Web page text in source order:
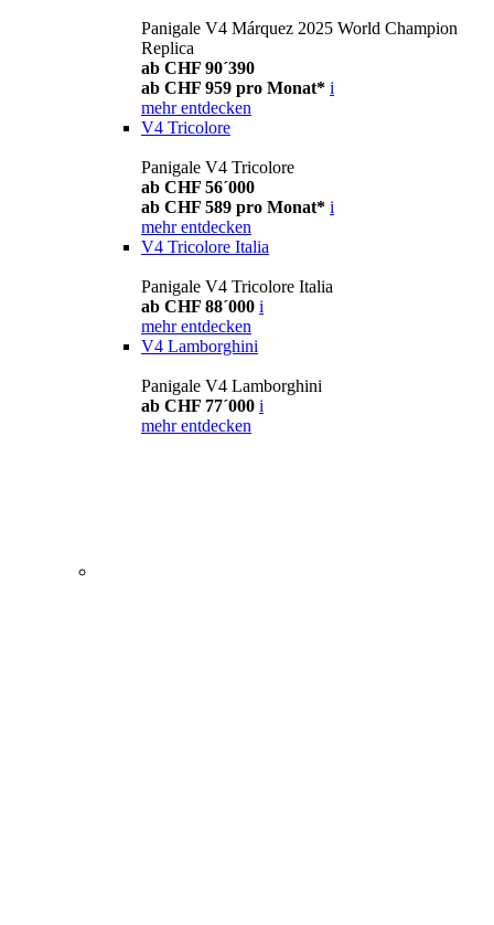
Panigale V4 Márquez 2025 World Champion
Replica
ab CHF 90´390
ab CHF 959 pro Monat* i
mehr entdecken
V4 Tricolore
Panigale V4 Tricolore
ab CHF 56´000
ab CHF 589 pro Monat* i
mehr entdecken
V4 Tricolore Italia
Panigale V4 Tricolore Italia
ab CHF 88´000 i
mehr entdecken
V4 Lamborghini
Panigale V4 Lamborghini
ab CHF 77´000 i
mehr entdecken